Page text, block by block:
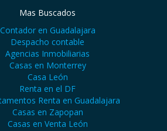
Mas Buscados
Contador en Guadalajara
Despacho contable
Agencias Inmobiliarias
Casas en Monterrey
Casa León
Renta en el DF
Renta en Guadalajara
Casas en Zapopan
Casas en Venta León